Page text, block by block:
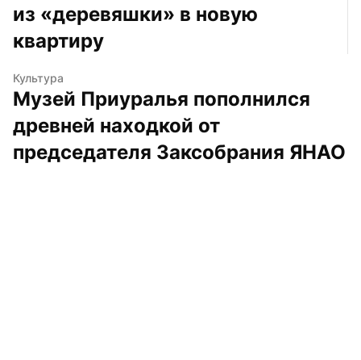
из «деревяшки» в новую
квартиру
Культура
Музей Приуралья пополнился
древней находкой от
председателя Заксобрания ЯНАО